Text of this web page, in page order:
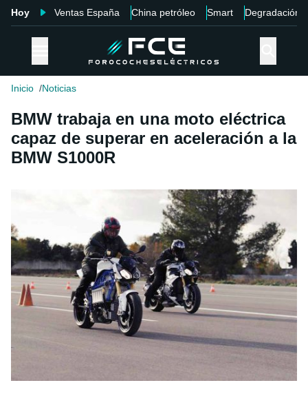
Hoy Ventas España China petróleo Smart Degradación
Inicio Noticias
BMW trabaja en una moto eléctrica
capaz de superar en aceleración a la
BMW S1000R